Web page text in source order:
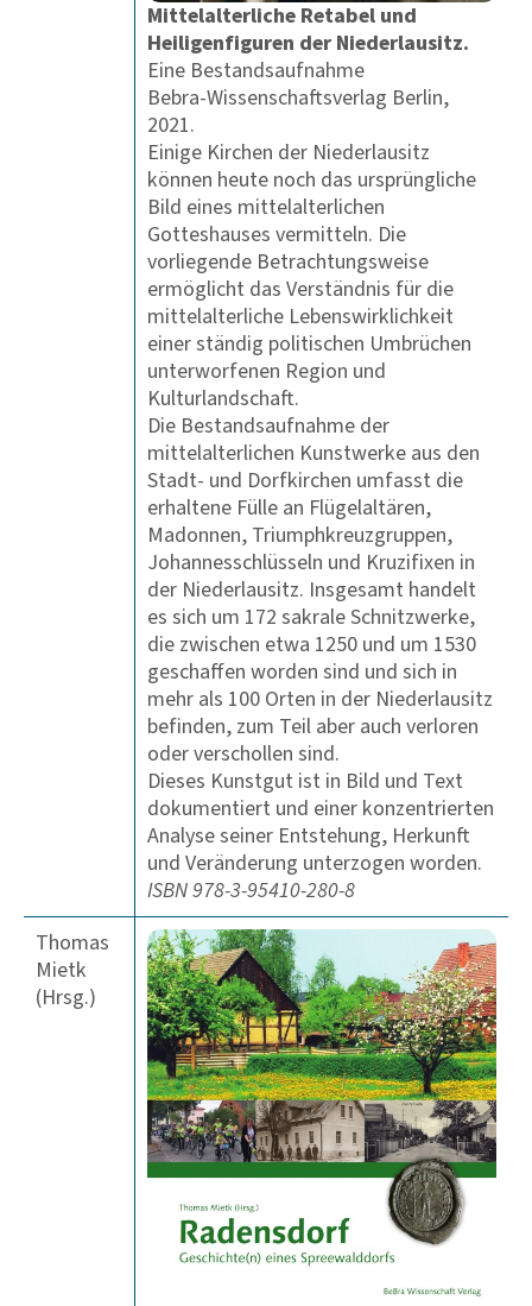
Mittelalterliche Retabel und
Heiligenfiguren der Niederlausitz.
Eine Bestandsaufnahme
Bebra-Wissenschaftsverlag Berlin,
2021.
Einige Kirchen der Niederlausitz
können heute noch das ursprüngliche
Bild eines mittelalterlichen
Gotteshauses vermitteln. Die
vorliegende Betrachtungsweise
ermöglicht das Verständnis für die
mittelalterliche Lebenswirklichkeit
einer ständig politischen Umbrüchen
unterworfenen Region und
Kulturlandschaft.
Die Bestandsaufnahme der
mittelalterlichen Kunstwerke aus den
Stadt- und Dorfkirchen umfasst die
erhaltene Fülle an Flügelaltären,
Madonnen, Triumphkreuzgruppen,
Johannesschlüsseln und Kruzifixen in
der Niederlausitz. Insgesamt handelt
es sich um 172 sakrale Schnitzwerke,
die zwischen etwa 1250 und um 1530
geschaffen worden sind und sich in
mehr als 100 Orten in der Niederlausitz
befinden, zum Teil aber auch verloren
oder verschollen sind.
Dieses Kunstgut ist in Bild und Text
dokumentiert und einer konzentrierten
Analyse seiner Entstehung, Herkunft
und Veränderung unterzogen worden.
ISBN 978-3-95410-280-8
Thomas
Mietk
(Hrsg.)